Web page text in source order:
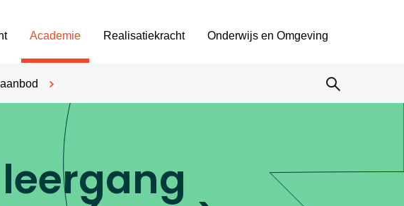
Academie Realisatiekracht Onderwijs en Omgeving